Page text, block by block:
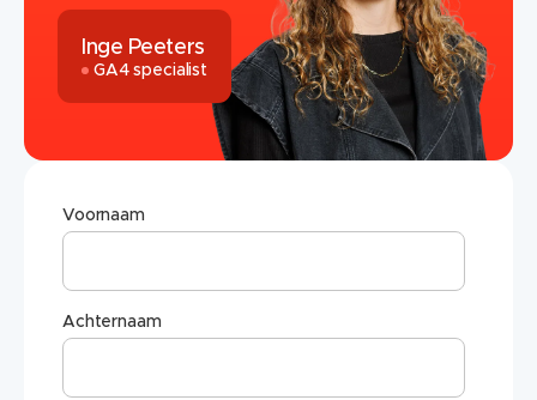
Inge Peeters
GA4 specialist
Voornaam
Achternaam